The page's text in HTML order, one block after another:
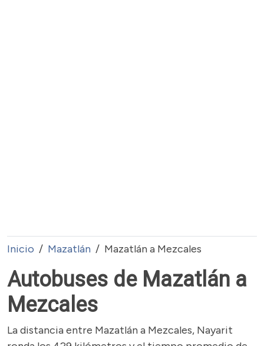
Inicio Mazatlán Mazatlán a Mezcales
Autobuses de Mazatlán a
Mezcales
La distancia entre Mazatlán a Mezcales, Nayarit